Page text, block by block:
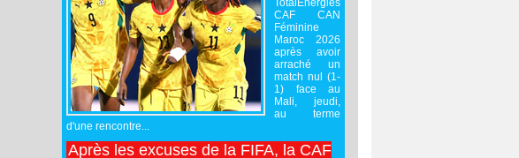
CAF CAN
Féminine
Maroc 2026
après avoir
arraché un
match nul (1-
1) face au
Mali, jeudi,
au terme
d'une rencontre...
Après les excuses de la FIFA, la CAF